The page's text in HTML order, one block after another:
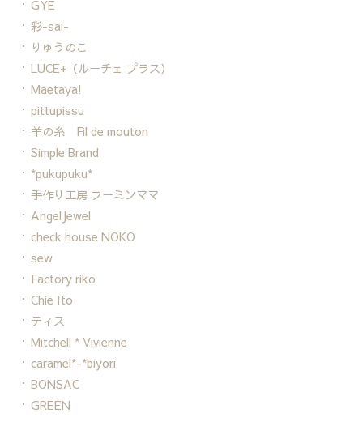
GYE
彩-sai-
りゅうのこ
LUCE+（ルーチェ プラス）
Maetaya!
pittupissu
羊の糸 Fil de mouton
Simple Brand
*pukupuku*
手作り工房 フーミンママ
AngelJewel
check house NOKO
sew
Factory riko
Chie Ito
ティス
Mitchell * Vivienne
caramel*-*biyori
BONSAC
GREEN